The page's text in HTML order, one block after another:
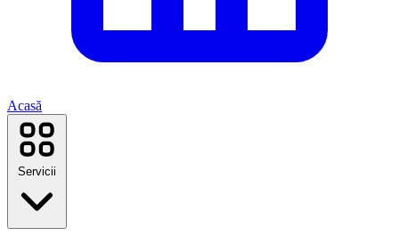
Acasă
Servicii